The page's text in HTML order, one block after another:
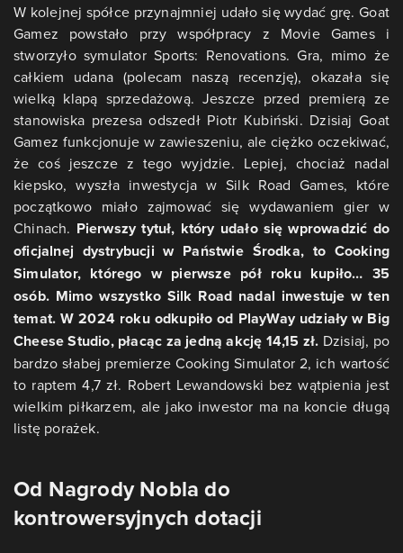
W kolejnej spółce przynajmniej udało się wydać grę. Goat
Gamez powstało przy współpracy z Movie Games i
stworzyło symulator Sports: Renovations. Gra, mimo że
całkiem udana (polecam naszą recenzję), okazała się
wielką klapą sprzedażową. Jeszcze przed premierą ze
stanowiska prezesa odszedł Piotr Kubiński. Dzisiaj Goat
Gamez funkcjonuje w zawieszeniu, ale ciężko oczekiwać,
że coś jeszcze z tego wyjdzie. Lepiej, chociaż nadal
kiepsko, wyszła inwestycja w Silk Road Games, które
początkowo miało zajmować się wydawaniem gier w
Chinach. Pierwszy tytuł, który udało się wprowadzić do
oficjalnej dystrybucji w Państwie Środka, to Cooking
Simulator, którego w pierwsze pół roku kupiło… 35
osób. Mimo wszystko Silk Road nadal inwestuje w ten
temat. W 2024 roku odkupiło od PlayWay udziały w Big
Cheese Studio, płacąc za jedną akcję 14,15 zł. Dzisiaj, po
bardzo słabej premierze Cooking Simulator 2, ich wartość
to raptem 4,7 zł. Robert Lewandowski bez wątpienia jest
wielkim piłkarzem, ale jako inwestor ma na koncie długą
listę porażek.
Od Nagrody Nobla do
kontrowersyjnych dotacji